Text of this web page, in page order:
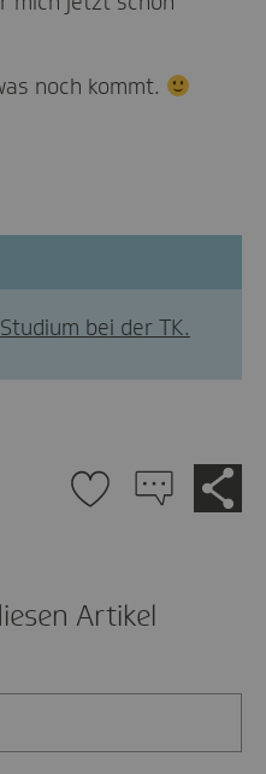
noch kommt.
bei der TK.
Zu
den
Artikel